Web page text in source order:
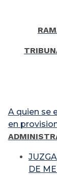
A quien se
en
DE